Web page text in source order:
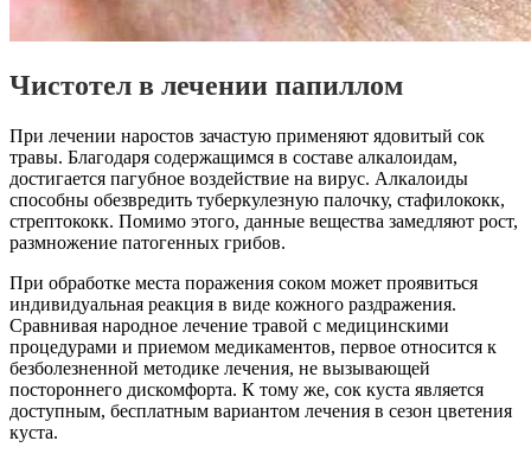
Чистотел в лечении папиллом
При лечении наростов зачастую применяют ядовитый сок
травы. Благодаря содержащимся в составе алкалоидам,
достигается пагубное воздействие на вирус. Алкалоиды
способны обезвредить туберкулезную палочку, стафилококк,
стрептококк. Помимо этого, данные вещества замедляют рост,
размножение патогенных грибов.
При обработке места поражения соком может проявиться
индивидуальная реакция в виде кожного раздражения.
Сравнивая народное лечение травой с медицинскими
процедурами и приемом медикаментов, первое относится к
безболезненной методике лечения, не вызывающей
постороннего дискомфорта. К тому же, сок куста является
доступным, бесплатным вариантом лечения в сезон цветения
куста.